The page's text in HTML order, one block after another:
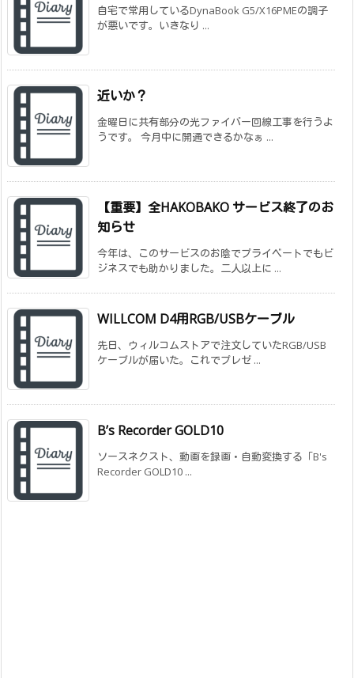
自宅で常用しているDynaBook G5/X16PMEの調子
が悪いです。いきなり ...
近いか？
金曜日に共有部分の光ファイバー回線工事を行うよ
うです。 今月中に開通できるかなぁ ...
【重要】全HAKOBAKO サービス終了のお
知らせ
今年は、このサービスのお陰でプライベートでもビ
ジネスでも助かりました。二人以上に ...
WILLCOM D4用RGB/USBケーブル
先日、ウィルコムストアで注文していたRGB/USB
ケーブルが届いた。これでプレゼ ...
B’s Recorder GOLD10
ソースネクスト、動画を録画・自動変換する「B's
Recorder GOLD10 ...